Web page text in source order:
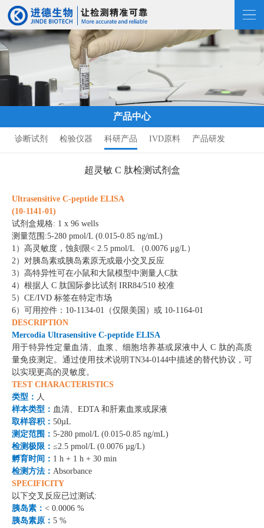
产品中心
诊断试剂 检验仪器 科研产品 IVD原料 产品研发
超灵敏 C 肽检测试剂盒
Ultrasensitive C-peptide ELISA
(10-1141-01)
试剂盒规格: 1 x 96 wells
测量范围 :5-280 pmol/L (0.015-0.85 ng/mL)
1） 高灵敏度，蚀刻限< 2.5 pmol/L （0.0076 μg/L）
2） 对胰岛素或胰岛素原无或最小交叉反应
3） 高特异性可在小鼠和大鼠模型中测量人C肽
4） 根据人 C 肽国际参比试剂 IRR84/510 校准
5） CE/IVD 标签在特定市场
6）可用控件：10-1134-01（仅限美国）或 10-1164-01
DESCRIPTION
Mercodia Ultrasensitive C-peptide ELISA
用于特异性定量血清、血浆、细胞培养基或尿液中人 C 肽的高质
量免疫测定。通过使用技术说明TN34-0144中描述的替代协议，可
以实现更高的灵敏度。
TEST CHARACTERISTICS
类型 ： 人
样本类型 ： 血清、EDTA 和肝素血浆或尿液
取样容积 ： 50µL
测定范围 ： 5-280 pmol/L (0.015-0.85 ng/mL)
检测极限 ： ≤2.5 pmol/L (0.0076 µg/L)
孵育时间 ： 1 h + 1 h + 30 min
检测方法 ： Absorbance
SPECIFICITY
以下交叉反应已过测试:
胰岛素 ： < 0.0006 %
胰岛素原 ： 5 %